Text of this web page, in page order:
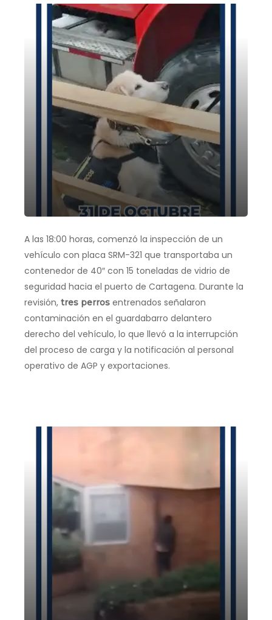
A las 18:00 horas, comenzó la inspección de un
vehículo con placa SRM-321 que transportaba un
contenedor de 40″ con 15 toneladas de vidrio de
seguridad hacia el puerto de Cartagena. Durante la
revisión,tres perros entrenados señalaron
contaminación en el guardabarro delantero
derecho del vehículo, lo que llevó a la interrupción
del proceso de carga y la notificación al personal
operativo de AGP y exportaciones.